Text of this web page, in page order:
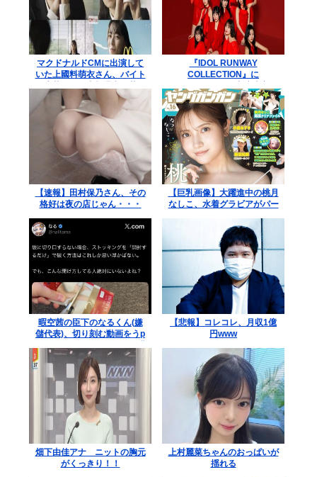
マクドナルドCMに出演して
いた上國料萌衣さん、バイト
る
『IDOL RUNWAY
COLLECTION』に
【速報】田村保乃さん、その
格好は夜の店じゃん・・・
【巨乳画像】大躍進中の桃月
なしこ、水着グラビアがパー
暇空茜の臣下のなるくん(嫌
儲代表)、切り刻む動画をうp
入、ハサミを入れて感触を楽
しむ
【悲報】コレコレ、月収1億
円www
畑下由佳アナ ニットの胸元
がくっきり！！
上村麗菜ちゃんのおっぱいが
揺れる